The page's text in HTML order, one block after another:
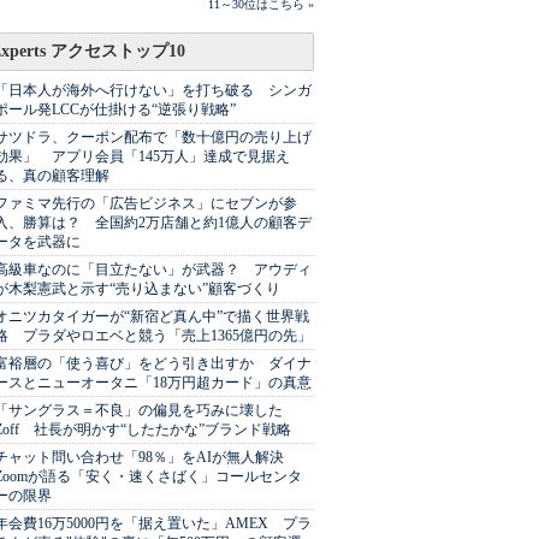
11～30位はこちら »
アクセストップ10
日本人が海外へ行けない」を打ち破る シンガ
ール発LCCが仕掛ける“逆張り戦略”
ツドラ、クーポン配布で「数十億円の売り上げ
果」 アプリ会員「145万人」達成で見据え
、真の顧客理解
ァミマ先行の「広告ビジネス」にセブンが参
、勝算は？ 全国約2万店舗と約1億人の顧客デ
タを武器に
級車なのに「目立たない」が武器？ アウディ
木梨憲武と示す“売り込まない”顧客づくり
ニツカタイガーが“新宿ど真ん中”で描く世界戦
プラダやロエベと競う「売上1365億円の先」
裕層の「使う喜び」をどう引き出すか ダイナ
スとニューオータニ「18万円超カード」の真意
サングラス＝不良」の偏見を巧みに壊した
社長が明かす“したたかな”ブランド戦略
ャット問い合わせ「98％」をAIが無人解決
が語る「安く・速くさばく」コールセンタ
の限界
会費16万5000円を「据え置いた」AMEX プラ